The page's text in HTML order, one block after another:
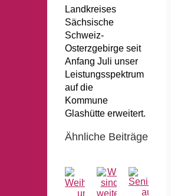
Landkreises
Sächsische
Schweiz-
Osterzgebirge seit
Anfang Juli unser
Leistungsspektrum
auf die
Kommune
Glashütte erweitert.
Ähnliche Beiträge